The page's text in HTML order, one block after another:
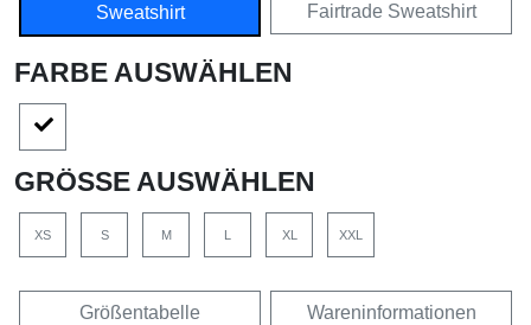
Sweatshirt Fairtrade Sweatshirt
FARBE AUSWÄHLEN
GRÖSSE AUSWÄHLEN
XS S M XL XXL
Größentabelle Wareninformationen